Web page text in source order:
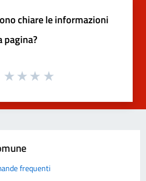
chiare le informazioni
pagina?
frequenti